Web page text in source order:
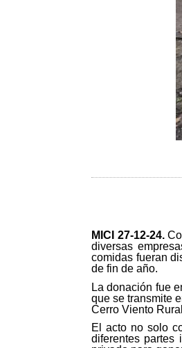
MICI 27-12-24.
diversas
comidas fueran
de fin de año.
La donación fue
que se transmite
Cerro Viento
El acto no solo
diferentes partes